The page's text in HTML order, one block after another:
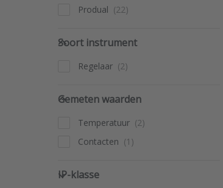
Produal
Soort instrument
Soort instrument
Regelaar
Gemeten waarden
Gemeten waarden
Temperatuur
Contacten
IP-klasse
IP-klasse